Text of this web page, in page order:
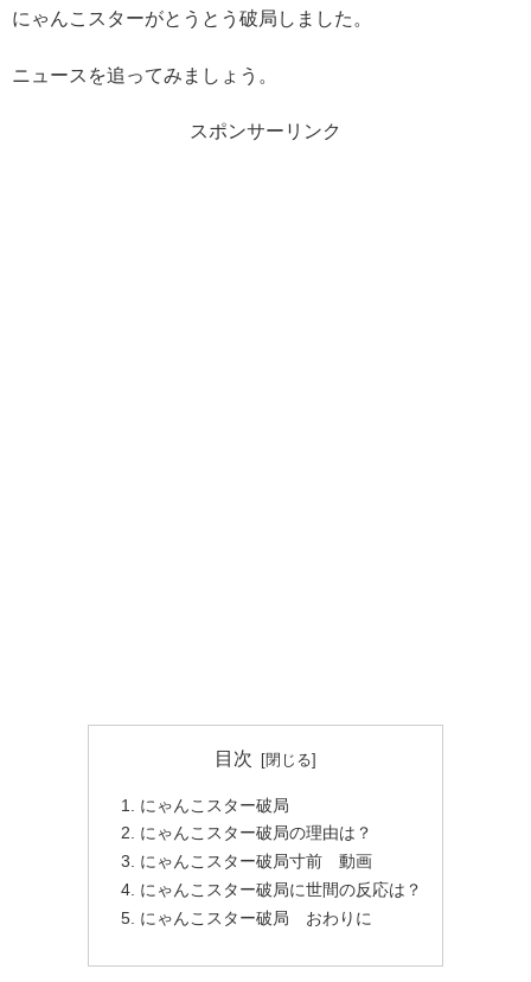
にゃんこスターがとうとう破局しました。
ニュースを追ってみましょう。
スポンサーリンク
目次
にゃんこスター破局
にゃんこスター破局の理由は？
にゃんこスター破局寸前 動画
にゃんこスター破局に世間の反応は？
にゃんこスター破局 おわりに